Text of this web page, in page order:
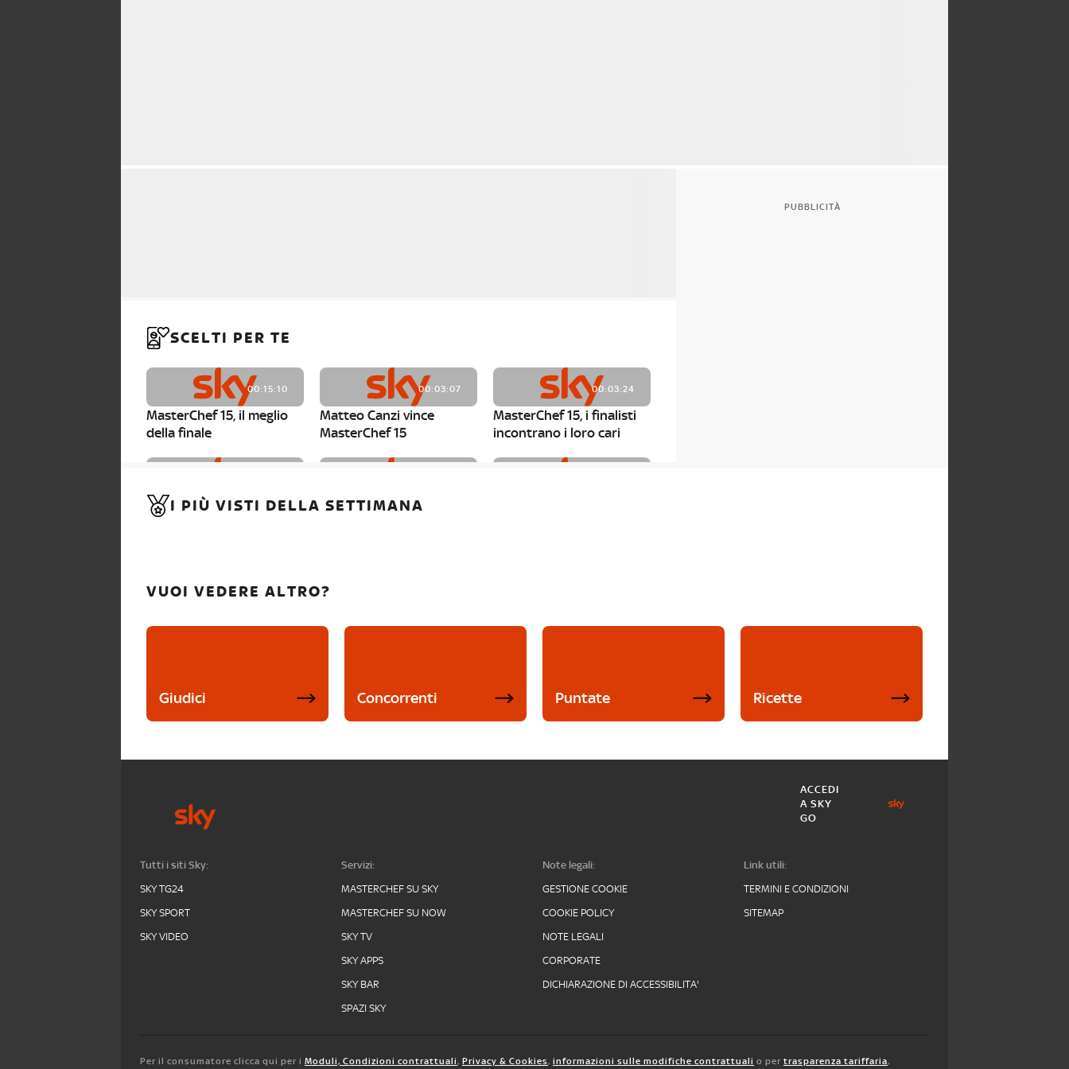
SCELTI PER TE
00:15:10
MasterChef 15, il meglio
della finale
00:03:07
Matteo Canzi vince
MasterChef 15
00:03:24
MasterChef 15, i finalisti
incontrano i loro cari
MasterChef 15, Carlotta è
MasterChef 15, Matteo
PUBBLICITÀ
I PIÙ VISTI DELLA SETTIMANA
VUOI VEDERE ALTRO?
Giudici Concorrenti Puntate Ricette
ACCEDI
A SKY
GO
Tutti i siti Sky:
SKY TG24
SKY SPORT
SKY VIDEO
Servizi:
MASTERCHEF SU SKY
MASTERCHEF SU NOW
SKY TV
SKY APPS
SKY BAR
SPAZI SKY
Note legali:
GESTIONE COOKIE
COOKIE POLICY
NOTE LEGALI
CORPORATE
DICHIARAZIONE DI ACCESSIBILITA'
Link utili:
TERMINI E CONDIZIONI
SITEMAP
Per il consumatore clicca qui per i Moduli, Condizioni contrattuali, Privacy & Cookies, informazioni sulle modifiche contrattuali o per trasparenza tariffaria,